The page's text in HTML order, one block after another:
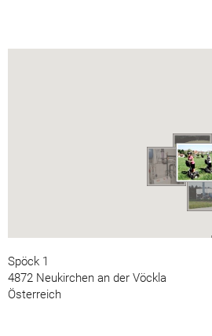
Spöck 1
4872 Neukirchen an der Vöckla
Österreich